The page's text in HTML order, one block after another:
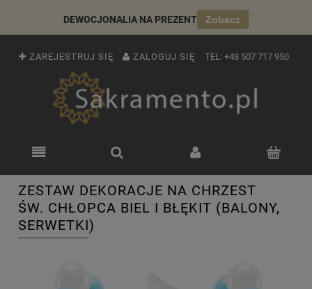
DEWOCJONALIA NA PREZENT Zobacz
ZAREJESTRUJ SIĘ ZALOGUJ SIĘ TEL: +48 507 717 950
ZESTAW DEKORACJE NA CHRZEST
ŚW. CHŁOPCA BIEL I BŁĘKIT (BALONY,
SERWETKI)